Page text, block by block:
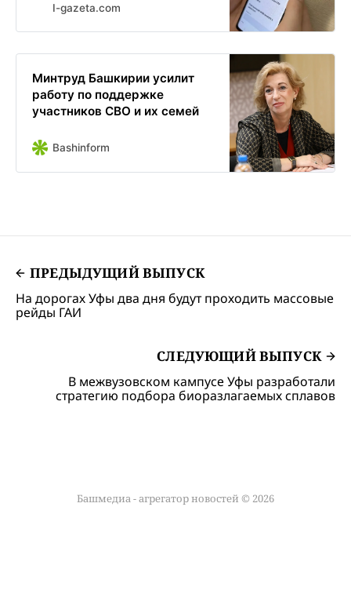
I-gazeta.com
Минтруд Башкирии усилит
работу по поддержке
участников СВО и их семей
Bashinform
ПРЕДЫДУЩИЙ ВЫПУСК
На дорогах Уфы два дня будут проходить массовые
рейды ГАИ
СЛЕДУЮЩИЙ ВЫПУСК
В межвузовском кампусе Уфы разработали
стратегию подбора биоразлагаемых сплавов
Башмедиа - агрегатор новостей © 2026